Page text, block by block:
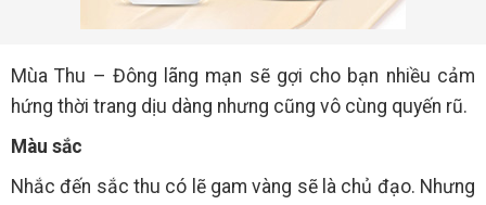
Mùa Thu – Đông lãng mạn sẽ gợi cho bạn nhiều cảm
hứng thời trang dịu dàng nhưng cũng vô cùng quyến rũ.
Màu sắc
Nhắc đến sắc thu có lẽ gam vàng sẽ là chủ đạo. Nhưng